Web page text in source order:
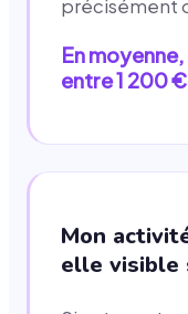
précisément
En
entre 1 200
Mon
elle visible